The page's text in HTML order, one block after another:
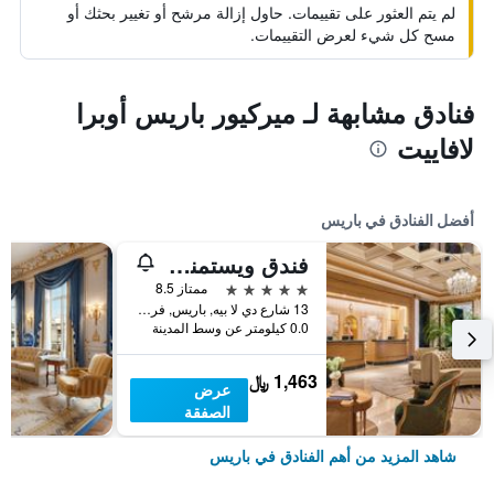
لم يتم العثور على تقييمات. حاول إزالة مرشح أو تغيير بحثك أو
مسح كل شيء لعرض التقييمات.
فنادق مشابهة لـ ميركيور باريس أوبرا
لافاييت
أفضل الفنادق في باريس
فندق ويستمنستر
5 نجوم
ممتاز 8.5
13 شارع دي لا بيه, باريس, فرنسا
0.0 كيلومتر عن وسط المدينة
1,463 ﷼
عرض
الصفقة
شاهد المزيد من أهم الفنادق في باريس